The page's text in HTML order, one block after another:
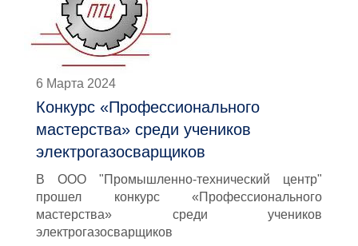
6 Марта 2024
Конкурс «Профессионального
мастерства» среди учеников
электрогазосварщиков
В ООО "Промышленно-технический центр"
прошел конкурс «Профессионального
мастерства» среди учеников
электрогазосварщиков